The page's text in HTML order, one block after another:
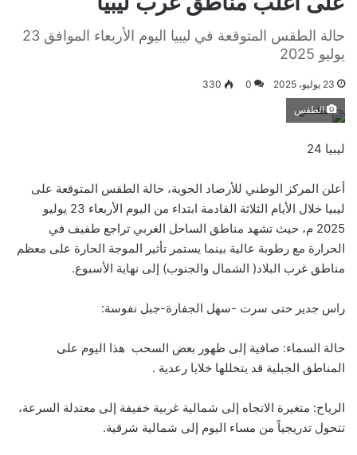
حالة الطقس المتوقعة في ليبيا اليوم الأربعاء الموافق 23
يوليو 2025
23 يوليو، 2025 0
330
الطقس
ليبيا 24
أعلن المركز الوطني للأرصاد الجوية، حالة الطقس المتوقعة على
ليبيا خلال الأيام الثلاثة القادمة ابتداء من اليوم الأربعاء 23 يوليو
2025 م، حيث تشهد مناطق الساحل الغربي تراجع طفيف في
الحرارة مع رطوبة عالية بينما يستمر تأثير الموجة الحارة على معظم
مناطق غرب البلاد( الشمال والجنوب) إلى نهاية الأسبوع.
راس جدير حتى سرت -سهل الجفارة-جبل نفوسة:
حالة السماء: صافية إلى ظهور بعض السحب هذا اليوم على
المناطق الجبلية قد يتخللها خلايا رعدية .
الرياح: متغيرة الاتجاه إلى شمالية غربية خفيفة إلى معتدلة السرعة،
تتحول تدريجياً من مساء اليوم إلى شمالية شرقية.